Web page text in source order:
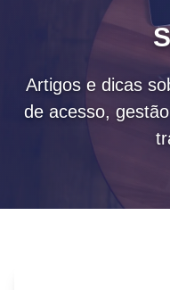
Artigos e dicas
de acesso,